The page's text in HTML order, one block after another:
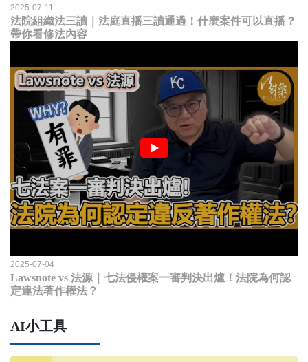
2025-07-11
法院組織法三讀｜法庭直播三讀通過！什麼案件可以直播？
帶你看修法內容
2025-07-04
Lawsnote vs 法源｜七法侵權案一審判決出爐！法院為何認
定違法著作權法？
AI小工具